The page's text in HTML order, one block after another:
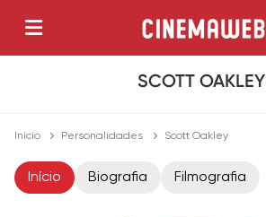
SCOTT OAKLEY
Início Personalidades Scott Oakley
Início Biografia Filmografia